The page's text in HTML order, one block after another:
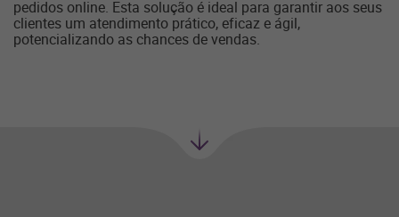
pedidos online. Esta solução é ideal para garantir aos seus
clientes um atendimento prático, eficaz e ágil,
potencializando as chances de vendas.